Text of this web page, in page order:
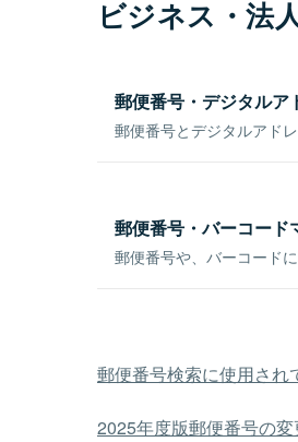
ビジネス・法
郵便番号・デジタルア
郵便番号とデジタルアド
郵便番号・バーコード
郵便番号や、バーコード
郵便番号検索に使用され
2025年度版郵便番号の変